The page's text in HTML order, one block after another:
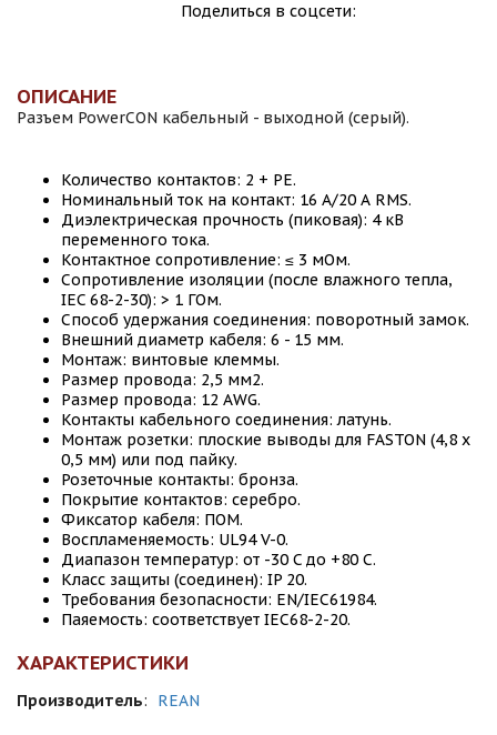
Поделиться в соцсети:
ОПИСАНИЕ
Разъем PowerCON кабельный - выходной (серый).
Количество контактов: 2 + PE.
Номинальный ток на контакт: 16 А/20 А RMS.
Диэлектрическая прочность (пиковая): 4 кВ
переменного тока.
Контактное сопротивление: ≤ 3 мОм.
Сопротивление изоляции (после влажного тепла,
IEC 68-2-30): > 1 ГОм.
Способ удержания соединения: поворотный замок.
Внешний диаметр кабеля: 6 - 15 мм.
Монтаж: винтовые клеммы.
Размер провода: 2,5 мм2.
Размер провода: 12 AWG.
Контакты кабельного соединения: латунь.
Монтаж розетки: плоские выводы для FASTON (4,8 x
0,5 мм) или под пайку.
Розеточные контакты: бронза.
Покрытие контактов: серебро.
Фиксатор кабеля: ПОМ.
Воспламеняемость: UL94 V-0.
Диапазон температур: от -30 C до +80 C.
Класс защиты (соединен): IP 20.
Требования безопасности: EN/IEC61984.
Паяемость: соответствует IEC68-2-20.
ХАРАКТЕРИСТИКИ
Производитель: REAN